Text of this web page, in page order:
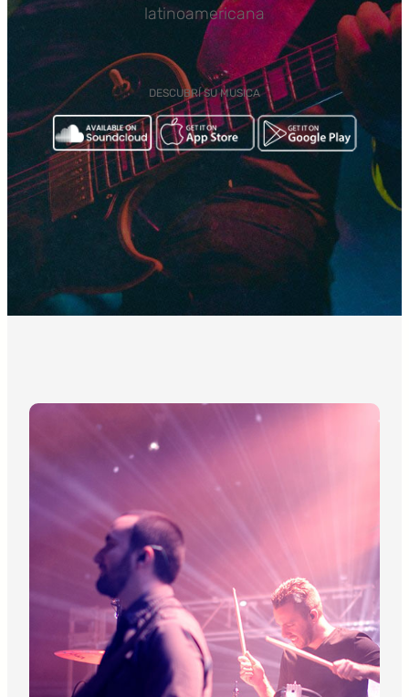
latinoamericana
DESCUBRÍ SU MUSICA